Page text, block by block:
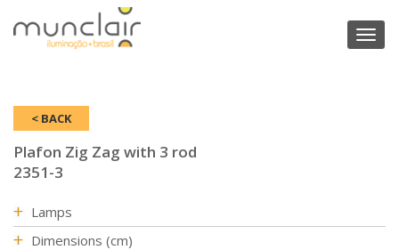
Toggle
< BACK
Plafon Zig Zag with 3 rod
2351-3
Lamps
Dimensions (cm)